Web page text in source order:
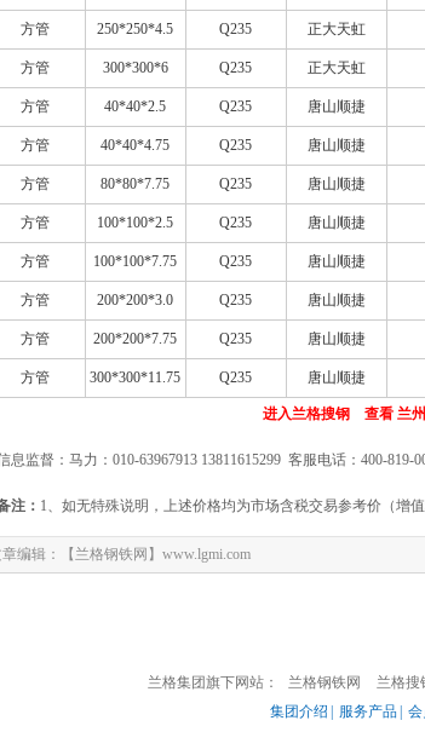
方管 250*250*4.5 Q235 正大天虹
方管 300*300*6 Q235 正大天虹
方管 40*40*2.5 Q235 唐山顺捷
方管 40*40*4.75 Q235 唐山顺捷
方管 80*80*7.75 Q235 唐山顺捷
方管 100*100*2.5 Q235 唐山顺捷
方管 100*100*7.75 Q235 唐山顺捷
方管 200*200*3.0 Q235 唐山顺捷
方管 200*200*7.75 Q235 唐山顺捷
方管 300*300*11.75 Q235 唐山顺捷
进入兰格搜钢 查看 兰
息监督：马力：010-63967913 13811615299 客服电话：400-819-
注： 1、如无特殊说明，上述价格均为市场含税交易参考价（增值
编辑：【兰格钢铁网】www.lgmi.com